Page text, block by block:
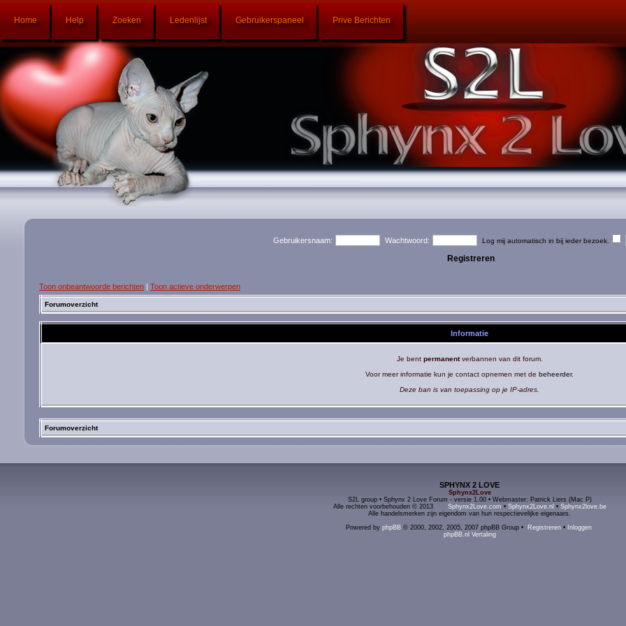
Home Help Zoeken Ledenlijst Gebruikerspaneel Prive Berichten
Gebruikersnaam: Wachtwoord: Log mij automatisch in bij ieder bezoek.
Registreren
Toon onbeantwoorde berichten | Toon actieve onderwerpen
Forumoverzicht
Informatie
Je bent permanentverbannen van dit forum.
Voor meer informatie kun je contact opnemen met de beheerder.
Deze ban is van toepassing op je IP-adres.
Forumoverzicht
SPHYNX 2 LOVE
Sphynx2Love
S2L group • Sphynx 2 Love Forum - versie 1.00 • Webmaster: Patrick Liers (Mac P)
Alle rechten voorbehouden © 2013 Sphynx2Love.com • Sphynx2Love.nl • Sphynx2love.be
Alle handelsmerken zijn eigendom van hun respectievelijke eigenaars.
Powered by phpBB© 2000, 2002, 2005, 2007 phpBB Group • Registreren• Inloggen
phpBB.nl Vertaling